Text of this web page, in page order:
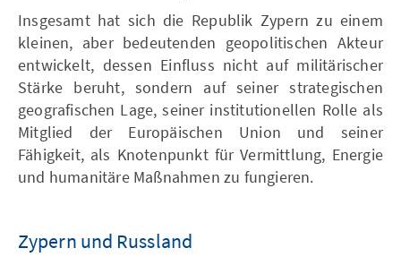
Insgesamt hat sich die Republik Zypern zu einem
kleinen, aber bedeutenden geopolitischen Akteur
entwickelt, dessen Einfluss nicht auf militärischer
Stärke beruht, sondern auf seiner strategischen
geografischen Lage, seiner institutionellen Rolle als
Mitglied der Europäischen Union und seiner
Fähigkeit, als Knotenpunkt für Vermittlung, Energie
und humanitäre Maßnahmen zu fungieren.
Zypern und Russland